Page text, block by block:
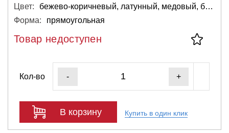
Цвет:
бежево-коричневый, латунный, медовый, бежевый, бронзовый, коричневый, оранжевый, тёмный
Форма:
прямоугольная
Товар недоступен
Кол-во - +
В корзину Купить в один клик